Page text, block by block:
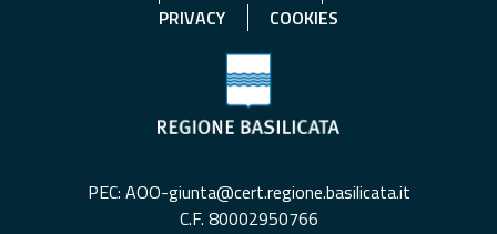
PRIVACY
COOKIES
PEC: AOO-giunta@cert.regione.basilicata.it
C.F. 80002950766